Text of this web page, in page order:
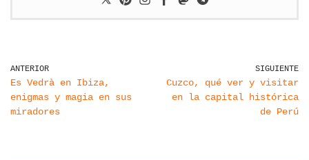
ANTERIOR
Es Vedrà en Ibiza,
enigmas y magia en sus
miradores
SIGUIENTE
Cuzco, qué ver y visitar
en la capital histórica
de Perú